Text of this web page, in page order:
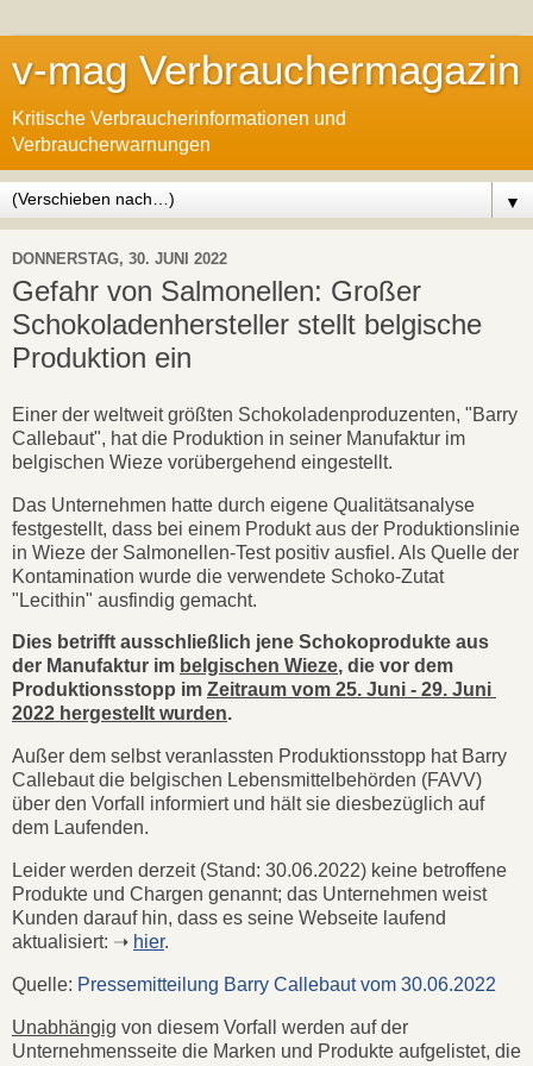
v-mag Verbrauchermagazin
Kritische Verbraucherinformationen und
Verbraucherwarnungen
▼
DONNERSTAG, 30. JUNI 2022
Gefahr von Salmonellen: Großer
Schokoladenhersteller stellt belgische
Produktion ein
Einer der weltweit größten Schokoladenproduzenten, "Barry
Callebaut", hat die Produktion in seiner Manufaktur im
belgischen Wieze vorübergehend eingestellt.
Das Unternehmen hatte durch eigene Qualitätsanalyse
festgestellt, dass bei einem Produkt aus der Produktionslinie
in Wieze der Salmonellen-Test positiv ausfiel. Als Quelle der
Kontamination wurde die verwendete Schoko-Zutat
"Lecithin" ausfindig gemacht.
Dies betrifft ausschließlich jene Schokoprodukte aus
der Manufaktur im belgischen Wieze, die vor dem
Produktionsstopp im Zeitraum vom 25. Juni - 29. Juni
2022 hergestellt wurden.
Außer dem selbst veranlassten Produktionsstopp hat Barry
Callebaut die belgischen Lebensmittelbehörden (FAVV)
über den Vorfall informiert und hält sie diesbezüglich auf
dem Laufenden.
Leider werden derzeit (Stand: 30.06.2022) keine betroffene
Produkte und Chargen genannt; das Unternehmen weist
Kunden darauf hin, dass es seine Webseite laufend
aktualisiert: ➝ hier.
Quelle: Pressemitteilung Barry Callebaut vom 30.06.2022
Unabhängig von diesem Vorfall werden auf der
Unternehmensseite die Marken und Produkte aufgelistet, die